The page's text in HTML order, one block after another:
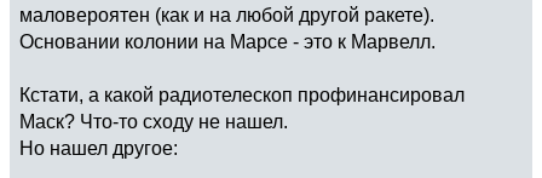
маловероятен (как и на любой другой ракете).
Основании колонии на Марсе - это к Марвелл.
Кстати, а какой радиотелескоп профинансировал
Маск? Что-то сходу не нашел.
Но нашел другое: